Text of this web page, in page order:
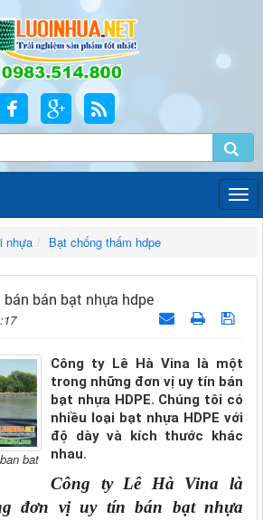
nhựa Bạt chống thấm hdpe
bán bán bạt nhựa hdpe
bat
Công ty Lê Hà Vina là một
trong những đơn vị uy tín bán
bạt nhựa HDPE. Chúng tôi có
nhiều loại bạt nhựa HDPE với
độ dày và kích thước khác
nhau.
Công ty Lê Hà Vina là
đơn vị uy tín bán bạt nhựa